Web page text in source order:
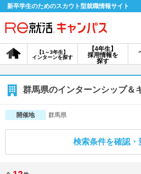
新卒学生のためのスカウト型就職情報サイト
【4年生】
採用情報を
探す
【1～3年生】
インターンを探す
会員登録
会員ID・
探す
【4年生】
群馬県のインターンシップ＆
開催地 群馬県
検索条件を確認・